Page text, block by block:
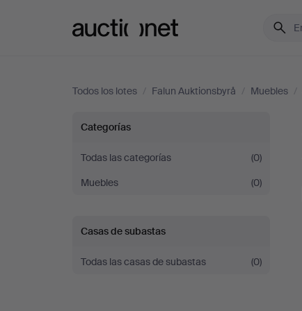
Todos los lotes / Falun Auktionsbyrå / Muebles /
Juegos
de
comedor
en
Falun
Categorías
Todas las categorías
(0)
Muebles
(0)
Casas de subastas
Todas las casas de subastas (0)